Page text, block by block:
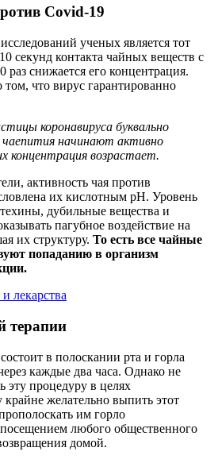
Covid-19
ученых является тот
секунд контакта чайных веществ с
раз снижается его концентрация.
что вирус гарантированно
коронавируса буквально
чаепития начинают активно
концентрация возрастает.
активность чая против
их кислотным pH. Уровень
дубильные вещества и
пагубное воздействие на
их структуру. То есть все чайные
попаданию в организм
терапии
в полоскании рта и горла
каждые два часа. Однако не
эту процедуру в целях
желательно выпить этот
им горло
любого общественного
домой.